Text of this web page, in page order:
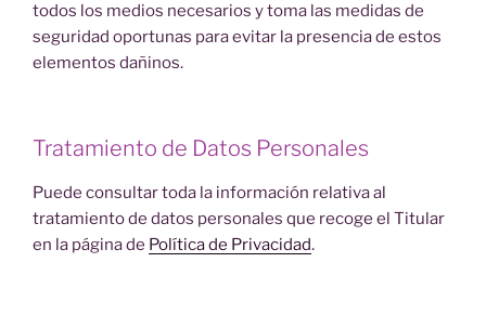
todos los medios necesarios y toma las medidas de
seguridad oportunas para evitar la presencia de estos
elementos dañinos.
Tratamiento de Datos Personales
Puede consultar toda la información relativa al
tratamiento de datos personales que recoge el Titular
en la página de Política de Privacidad.